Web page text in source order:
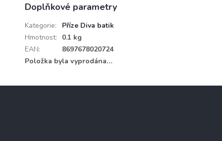
Doplňkové parametry
Kategorie:
Příze Diva batik
Hmotnost:
0.1 kg
EAN:
8697678020724
Položka byla vyprodána…